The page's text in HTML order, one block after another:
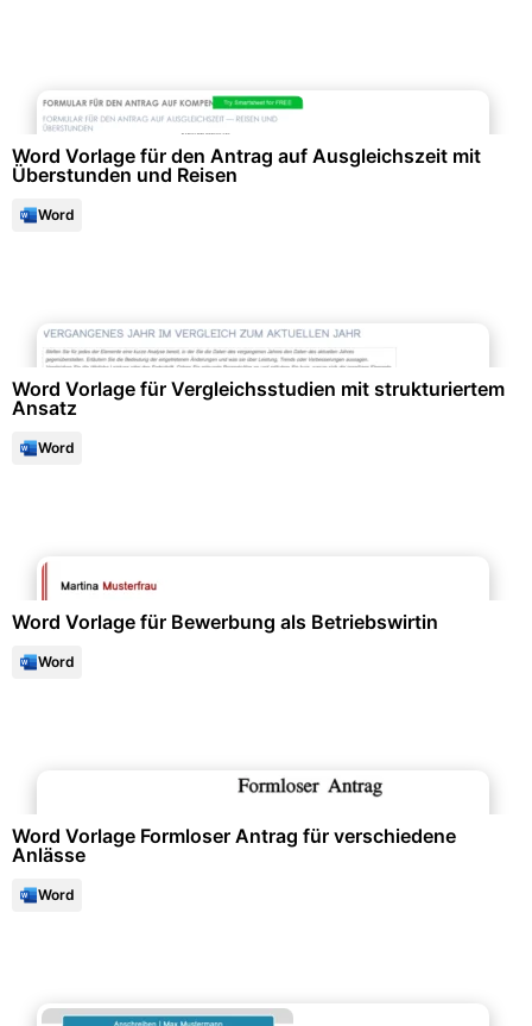
Word Vorlage für den Antrag auf Ausgleichszeit mit
Überstunden und Reisen
Word
Word Vorlage für Vergleichsstudien mit strukturiertem
Ansatz
Word
Word Vorlage für Bewerbung als Betriebswirtin
Word
Word Vorlage Formloser Antrag für verschiedene
Anlässe
Word